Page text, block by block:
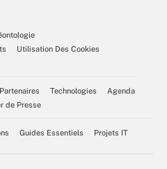
Utilisation Des Cookies
Partenaires Technologies
Agenda
de Presse
Guides Essentiels Projets IT